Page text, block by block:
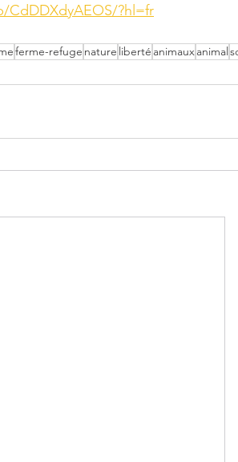
CdDDXdyAEOS/?hl=fr
ferme-refuge nature liberté animauxanimal